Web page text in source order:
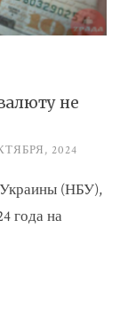
не
2024
(НБУ),
года на